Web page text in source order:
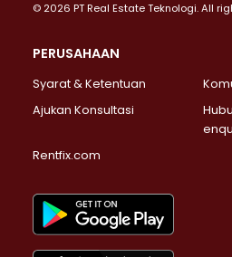
© 2026 PT Real Estate Teknologi. All
PERUSAHAAN
Syarat & Ketentuan
Ajukan Konsultasi
Rentfix.com